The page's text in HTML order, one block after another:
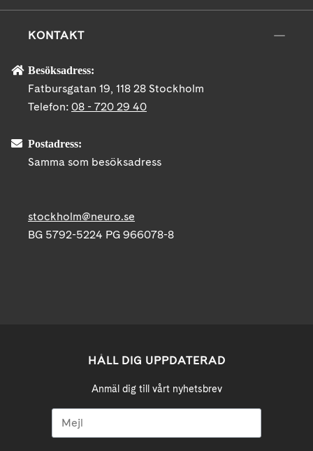
KONTAKT
Besöksadress:
Fatbursgatan 19, 118 28 Stockholm
Telefon: 08 - 720 29 40
Postadress:
Samma som besöksadress
stockholm@neuro.se
BG 5792-5224 PG 966078-8
HÅLL DIG UPPDATERAD
Anmäl dig till vårt nyhetsbrev